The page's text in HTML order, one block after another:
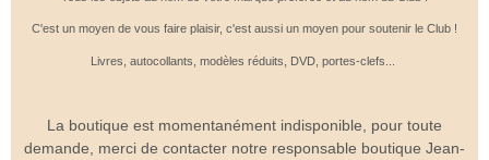
C'est un moyen de vous faire plaisir, c'est aussi un moyen pour soutenir le Club !
Livres, autocollants, modèles réduits, DVD, portes-clefs...
La boutique est momentanément indisponible, pour toute
demande, merci de contacter notre responsable boutique Jean-